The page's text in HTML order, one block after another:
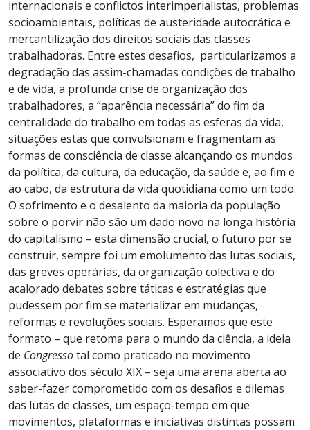
internacionais e conflictos interimperialistas, problemas
socioambientais, políticas de austeridade autocrática e
mercantilização dos direitos sociais das classes
trabalhadoras. Entre estes desafios, particularizamos a
degradação das assim-chamadas condições de trabalho
e de vida, a profunda crise de organização dos
trabalhadores, a “aparência necessária” do fim da
centralidade do trabalho em todas as esferas da vida,
situações estas que convulsionam e fragmentam as
formas de consciência de classe alcançando os mundos
da política, da cultura, da educação, da saúde e, ao fim e
ao cabo, da estrutura da vida quotidiana como um todo.
O sofrimento e o desalento da maioria da população
sobre o porvir não são um dado novo na longa história
do capitalismo – esta dimensão crucial, o futuro por se
construir, sempre foi um emolumento das lutas sociais,
das greves operárias, da organização colectiva e do
acalorado debates sobre táticas e estratégias que
pudessem por fim se materializar em mudanças,
reformas e revoluções sociais. Esperamos que este
formato – que retoma para o mundo da ciência, a ideia
de Congressotal como praticado no movimento
associativo dos século XIX – seja uma arena aberta ao
saber-fazer comprometido com os desafios e dilemas
das lutas de classes, um espaço-tempo em que
movimentos, plataformas e iniciativas distintas possam